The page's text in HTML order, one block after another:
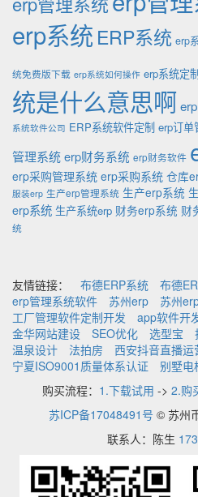
erp系统 ERP系统 erp
统免费版下载 erp系统如何操作 erp系统定
统是什么意思啊
系统软件公司 ERP系统软件定制 erp订单
管理系统erp财务系统 erp财务软件
erp采购管理系统 erp采购系统 仓库
服装erp 生产erp管理系统 生产erp系统
erp系统 生产系统erp 财务erp系统 财
统
友情链接： 布德ERP系统 布德
erp管理系统软件
苏州erp 苏州
工厂管理软件定制开发
app软件开
金华网站建设
SEO优化 选型宝
温泉设计
法拍房
西安抖音直播运
宁夏ISO9001质量体系认证
别墅电
购买流程： 1.下载试用 -> 2.购
苏ICP备17048491号 © 苏州
联系人：陈生